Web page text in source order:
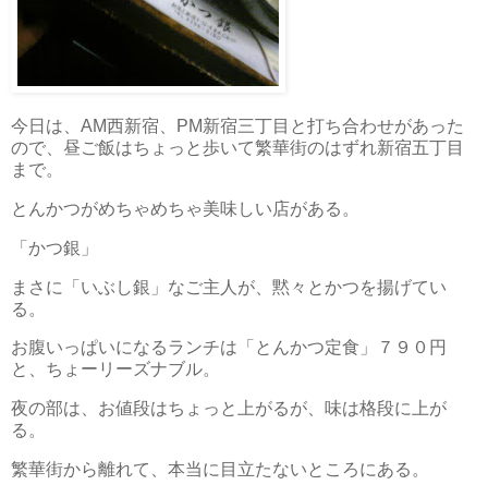
今日は、AM西新宿、PM新宿三丁目と打ち合わせがあった
ので、昼ご飯はちょっと歩いて繁華街のはずれ新宿五丁目
まで。
とんかつがめちゃめちゃ美味しい店がある。
「かつ銀」
まさに「いぶし銀」なご主人が、黙々とかつを揚げてい
る。
お腹いっぱいになるランチは「とんかつ定食」７９０円
と、ちょーリーズナブル。
夜の部は、お値段はちょっと上がるが、味は格段に上が
る。
繁華街から離れて、本当に目立たないところにある。